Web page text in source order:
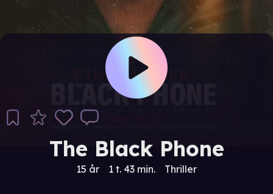
The Black Phone
15 år 1 t. 43 min. Thriller